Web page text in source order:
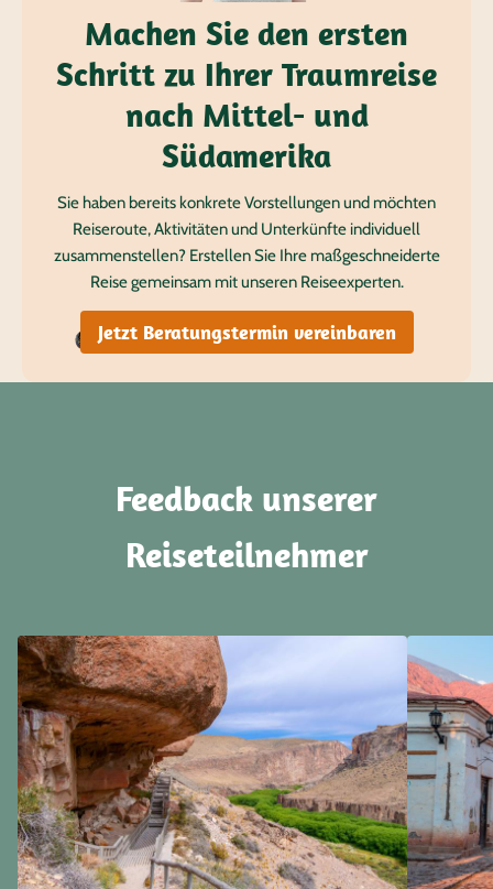
Machen Sie den ersten
Schritt zu Ihrer Traumreise
nach Mittel- und
Südamerika
Sie haben bereits konkrete Vorstellungen und möchten
Reiseroute, Aktivitäten und Unterkünfte individuell
zusammenstellen? Erstellen Sie Ihre maßgeschneiderte
Reise gemeinsam mit unseren Reiseexperten.
Jetzt Beratungstermin vereinbaren
Feedback unserer
Reiseteilnehmer